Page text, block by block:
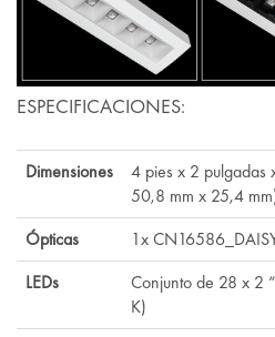
ESPECIFICACIONES:
Dimensiones
4 pies x 2 pulgadas
50,8 mm x 25,4
Ópticas
1x
LEDs
Conjunto de 28 x
K)